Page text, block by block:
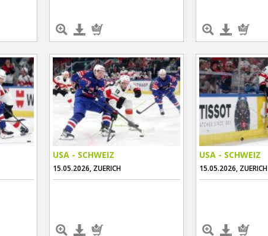
USA - SCHWEIZ
15.05.2026, ZUERICH
USA - SCHWEIZ
15.05.2026, ZUERICH